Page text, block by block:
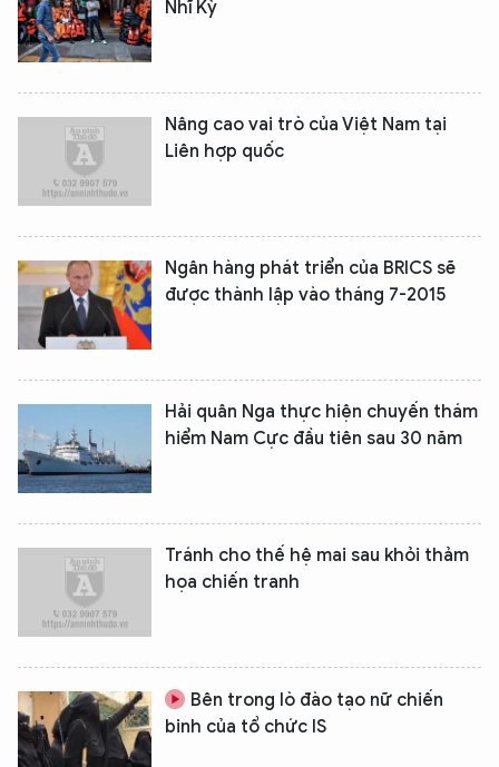
Nhĩ Kỳ
Nâng cao vai trò của Việt Nam tại
Liên hợp quốc
Ngân hàng phát triển của BRICS sẽ
được thành lập vào tháng 7-2015
Hải quân Nga thực hiện chuyến thám
hiểm Nam Cực đầu tiên sau 30 năm
Tránh cho thế hệ mai sau khỏi thảm
họa chiến tranh
Bên trong lò đào tạo nữ chiến
binh của tổ chức IS